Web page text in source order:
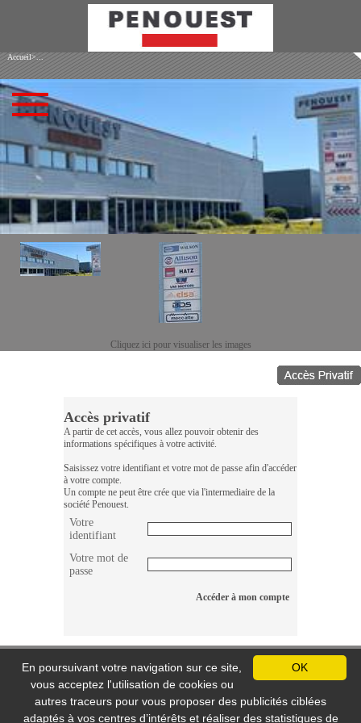
Accueil>...
Cliquez ici pour visualiser les images
PENOUEST
15 rue de l’avenir
ZC le Kenyah Nord
56400 PLOUGOUMELEN
Accès privatif
A partir de cet accès, vous allez pouvoir obtenir des
informations spécifiques à votre activité.
Saisissez votre identifiant et votre mot de passe afin d'accéder
à votre compte.
Un compte ne peut être crée que via l'intermediaire de la
société Penouest.
Votre
identifiant
Votre mot de
passe
Accéder à mon compte
OK
En poursuivant votre navigation sur ce site,
vous acceptez l'utilisation de cookies ou
autres traceurs pour vous proposer des publicités ciblées
adaptés à vos centres d’intérêts et réaliser des statistiques de